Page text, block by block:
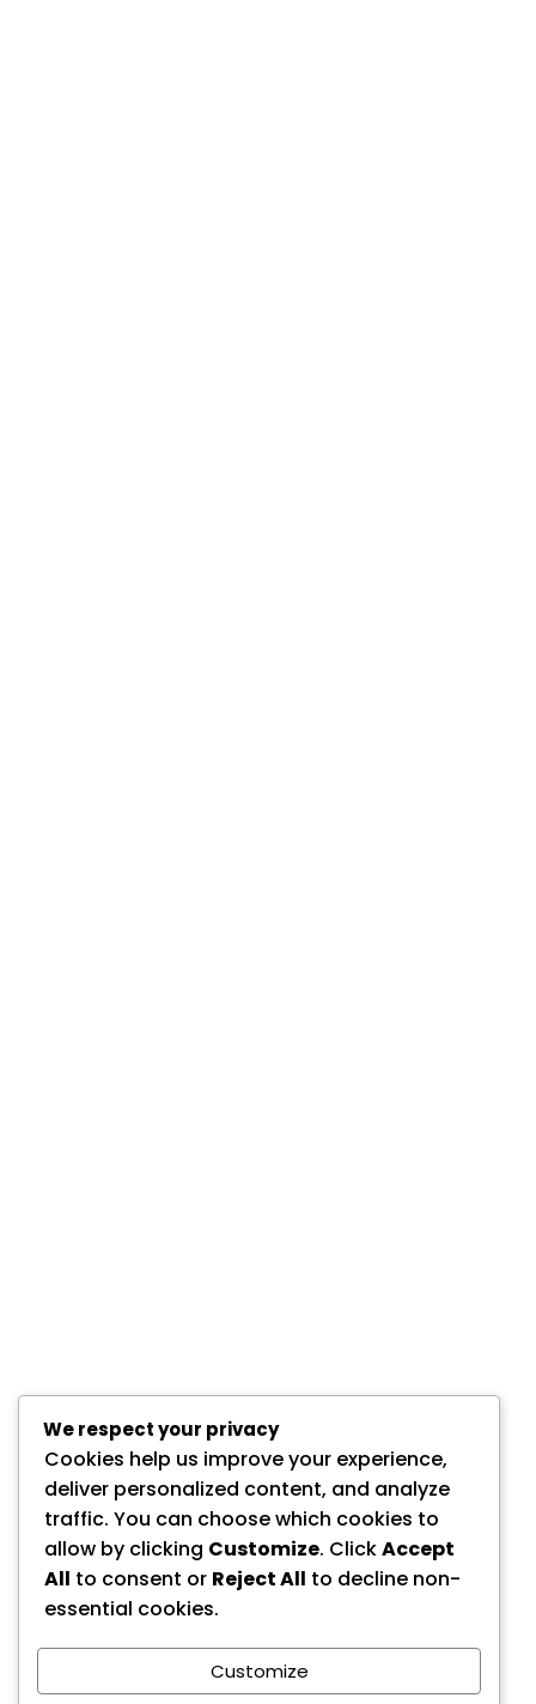
We respect your privacy
Cookies help us improve your experience,
deliver personalized content, and analyze
traffic. You can choose which cookies to
allow by clicking Customize. ClickAccept
All to consent or Reject All to decline non-
essential cookies.
Customize